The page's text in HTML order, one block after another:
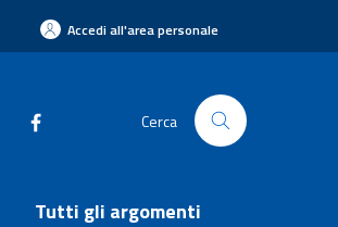
Accedi all'area personale
Cerca
Tutti gli argomenti